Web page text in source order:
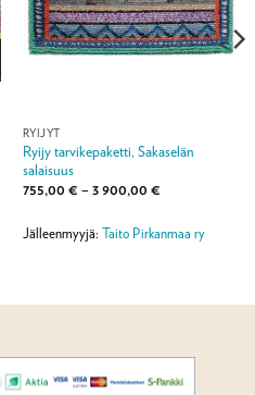
RYIJYT
Ryijy tarvikepaketti, Sakaselän
salaisuus
755,00 € – 3 900,00 €Hintaluokka:
3
900,00 €
Jälleenmyyjä: Taito Pirkanmaa ry